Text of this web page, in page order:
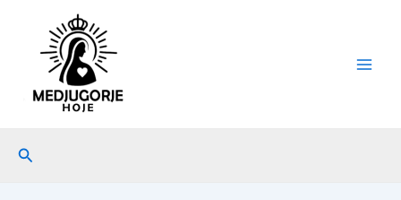
conteúdo
Pesquisar
navigation